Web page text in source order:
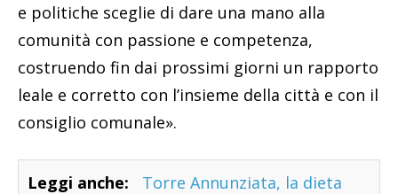
e politiche sceglie di dare una mano alla
comunità con passione e competenza,
costruendo fin dai prossimi giorni un rapporto
leale e corretto con l’insieme della città e con il
consiglio comunale».
Leggi anche:
Torre Annunziata, la dieta